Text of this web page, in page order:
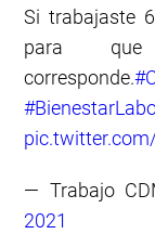
Si trabajaste
para
corresponde.
— Trabajo
2021